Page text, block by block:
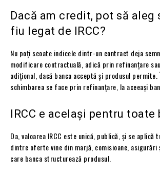
Dacă am credit, pot să aleg
fiu legat de IRCC?
Nu poți scoate indicele dintr-un contract deja
modificare contractuală, adică prin refinanțare
adițional, dacă banca acceptă și produsul permite.
schimbarea se face prin refinanțare, la aceeași
IRCC e același pentru toate
Da, valoarea IRCC este unică, publică, și se
dintre oferte vine din marjă, comisioane, asigurări
care banca structurează produsul.